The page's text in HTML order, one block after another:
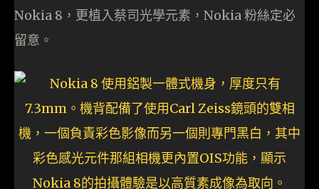
Nokia 8，更植入蔡司光學元素，Nokia 粉絲定必
留意。